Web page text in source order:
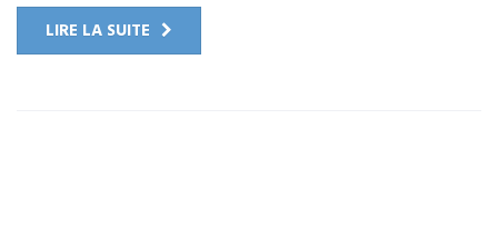
LIRE LA SUITE